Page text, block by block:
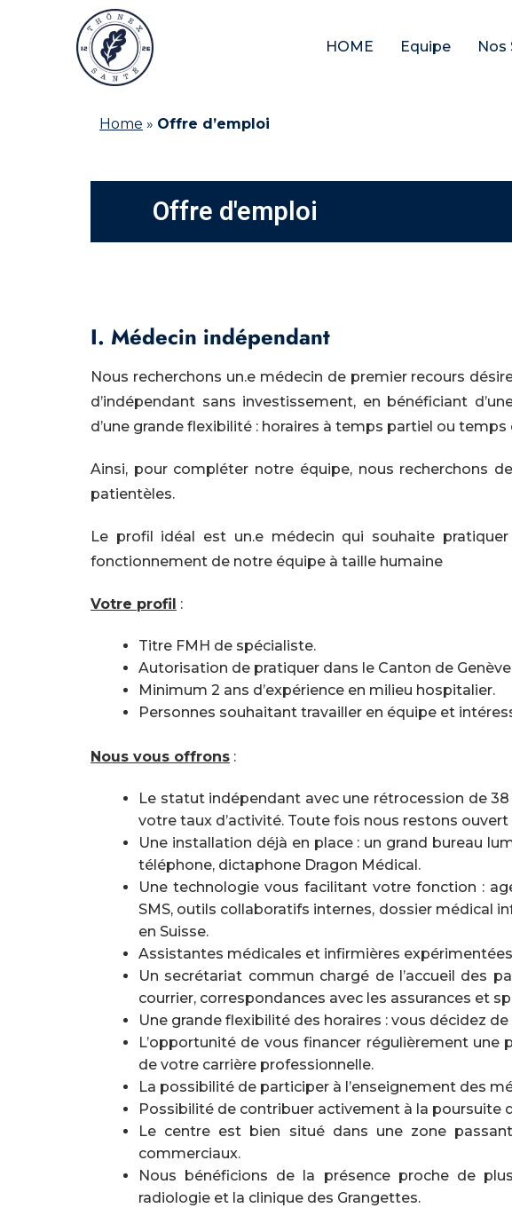
HOME Equipe Nos
Home » Offre d’emploi
Offre d'emploi
I. Médecin indépendant
Nous recherchons un.e médecin de premier recours
d’indépendant sans investissement, en bénéficiant
d’une grande flexibilité : horaires à temps partiel ou
Ainsi, pour compléter notre équipe, nous recherchons
patientèles.
Le profil idéal est un.e médecin qui souhaite
fonctionnement de notre équipe à taille humaine
Votre profil :
Titre FMH de spécialiste.
Autorisation de pratiquer dans le Canton de
Minimum 2 ans d’expérience en milieu hospitalier.
Personnes souhaitant travailler en équipe et
Nous vous offrons :
Le statut indépendant avec une rétrocession de
votre taux d’activité. Toute fois nous restons
Une installation déjà en place : un grand bureau
téléphone, dictaphone Dragon Médical.
Une technologie vous facilitant votre fonction :
SMS, outils collaboratifs internes, dossier médical
en Suisse.
Assistantes médicales et infirmières expérimentées
Un secrétariat commun chargé de l’accueil des
courrier, correspondances avec les assurances et
Une grande flexibilité des horaires : vous décidez
L’opportunité de vous financer régulièrement
de votre carrière professionnelle.
La possibilité de participer à l’enseignement des
Possibilité de contribuer activement à la
Le centre est bien situé dans une zone
commerciaux.
Nous bénéficions de la présence proche de
radiologie et la clinique des Grangettes.